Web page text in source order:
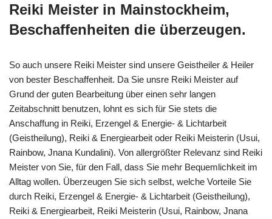
Reiki Meister in Mainstockheim,
Beschaffenheiten die überzeugen.
So auch unsere Reiki Meister sind unsere Geistheiler & Heiler
von bester Beschaffenheit. Da Sie unsre Reiki Meister auf
Grund der guten Bearbeitung über einen sehr langen
Zeitabschnitt benutzen, lohnt es sich für Sie stets die
Anschaffung in Reiki, Erzengel & Energie- & Lichtarbeit
(Geistheilung), Reiki & Energiearbeit oder Reiki Meisterin (Usui,
Rainbow, Jnana Kundalini). Von allergrößter Relevanz sind Reiki
Meister von Sie, für den Fall, dass Sie mehr Bequemlichkeit im
Alltag wollen. Überzeugen Sie sich selbst, welche Vorteile Sie
durch Reiki, Erzengel & Energie- & Lichtarbeit (Geistheilung),
Reiki & Energiearbeit, Reiki Meisterin (Usui, Rainbow, Jnana